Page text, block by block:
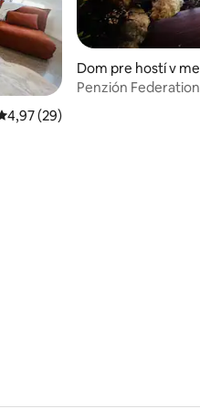
18
ohodnotenie 4,97 z
4,97 (29)
Dom pre hostí v
Louisa
Penzión